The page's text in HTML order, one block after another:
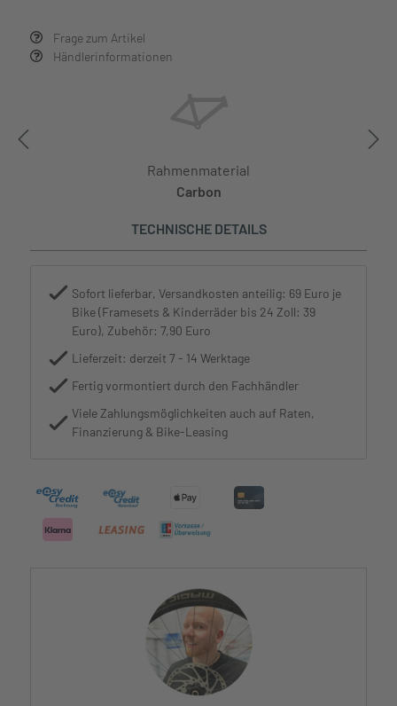
Frage zum Artikel
Händlerinformationen
Rahmenmaterial
Carbon
TECHNISCHE DETAILS
Sofort lieferbar, Versandkosten anteilig: 69 Euro je
Bike (Framesets & Kinderräder bis 24 Zoll: 39
Euro), Zubehör: 7,90 Euro
Lieferzeit: derzeit 7 - 14 Werktage
Fertig vormontiert durch den Fachhändler
Viele Zahlungsmöglichkeiten auch auf Raten,
Finanzierung & Bike-Leasing